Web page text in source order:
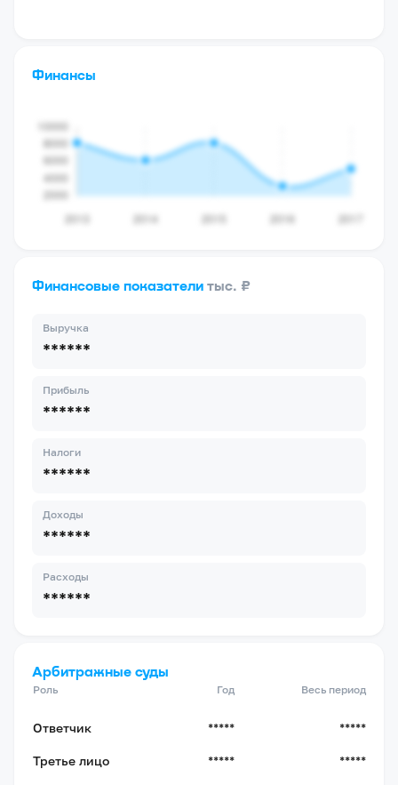
Финансы
Финансовые показатели тыс. ₽
Выручка
******
Прибыль
******
Налоги
******
Доходы
******
Расходы
******
Арбитражные суды
Роль Год Весь период
Ответчик ***** *****
Третье лицо ***** *****